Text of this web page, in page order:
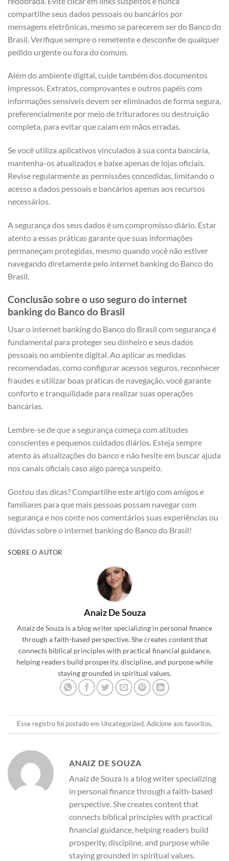
compartilhe seus dados pessoais ou bancários por
mensagens eletrônicas, mesmo se parecerem ser do Banco do
Brasil. Verifique sempre o remetente e desconfie de qualquer
pedido urgente ou fora do comum.
Além do ambiente digital, cuide também dos documentos
impressos. Extratos, comprovantes e outros papéis com
informações sensíveis devem ser eliminados de forma segura,
preferencialmente por meio de trituradores ou destruição
completa, para evitar que caiam em mãos erradas.
Se você utiliza aplicativos vinculados à sua conta bancária,
mantenha-os atualizados e baixe apenas de lojas oficiais.
Revise regularmente as permissões concedidas, limitando o
acesso a dados pessoais e bancários apenas aos recursos
necessários.
A segurança dos seus dados é um compromisso diário. Estar
atento a essas práticas garante que suas informações
permaneçam protegidas, mesmo quando você não estiver
navegando diretamente pelo internet banking do Banco do
Brasil.
Conclusão sobre o uso seguro do internet
banking do Banco do Brasil
Usar o internet banking do Banco do Brasil com segurança é
fundamental para proteger seu dinheiro e seus dados
pessoais no ambiente digital. Ao aplicar as medidas
recomendadas, como configurar acessos seguros, reconhecer
fraudes e utilizar boas práticas de navegação, você garante
conforto e tranquilidade para realizar suas operações
bancárias.
Lembre-se de que a segurança começa com atitudes
conscientes e pequenos cuidados diários. Esteja sempre
atento às atualizações do banco e não hesite em buscar ajuda
nos canais oficiais caso algo pareça suspeito.
Gostou das dicas? Compartilhe este artigo com amigos e
familiares para que mais pessoas possam navegar com
segurança e nos conte nos comentários suas experiências ou
dúvidas sobre o internet banking do Banco do Brasil!
SOBRE O AUTOR
Anaiz De Souza
Anaiz de Souza is a blog writer specializing in personal finance
through a faith-based perspective. She creates content that
connects biblical principles with practical financial guidance,
helping readers build prosperity, discipline, and purpose while
staying grounded in spiritual values.
Esse registro foi postado em Uncategorized. Adicione aos favoritos.
ANAIZ DE SOUZA
Anaiz de Souza is a blog writer specializing
in personal finance through a faith-based
perspective. She creates content that
connects biblical principles with practical
financial guidance, helping readers build
prosperity, discipline, and purpose while
staying grounded in spiritual values.